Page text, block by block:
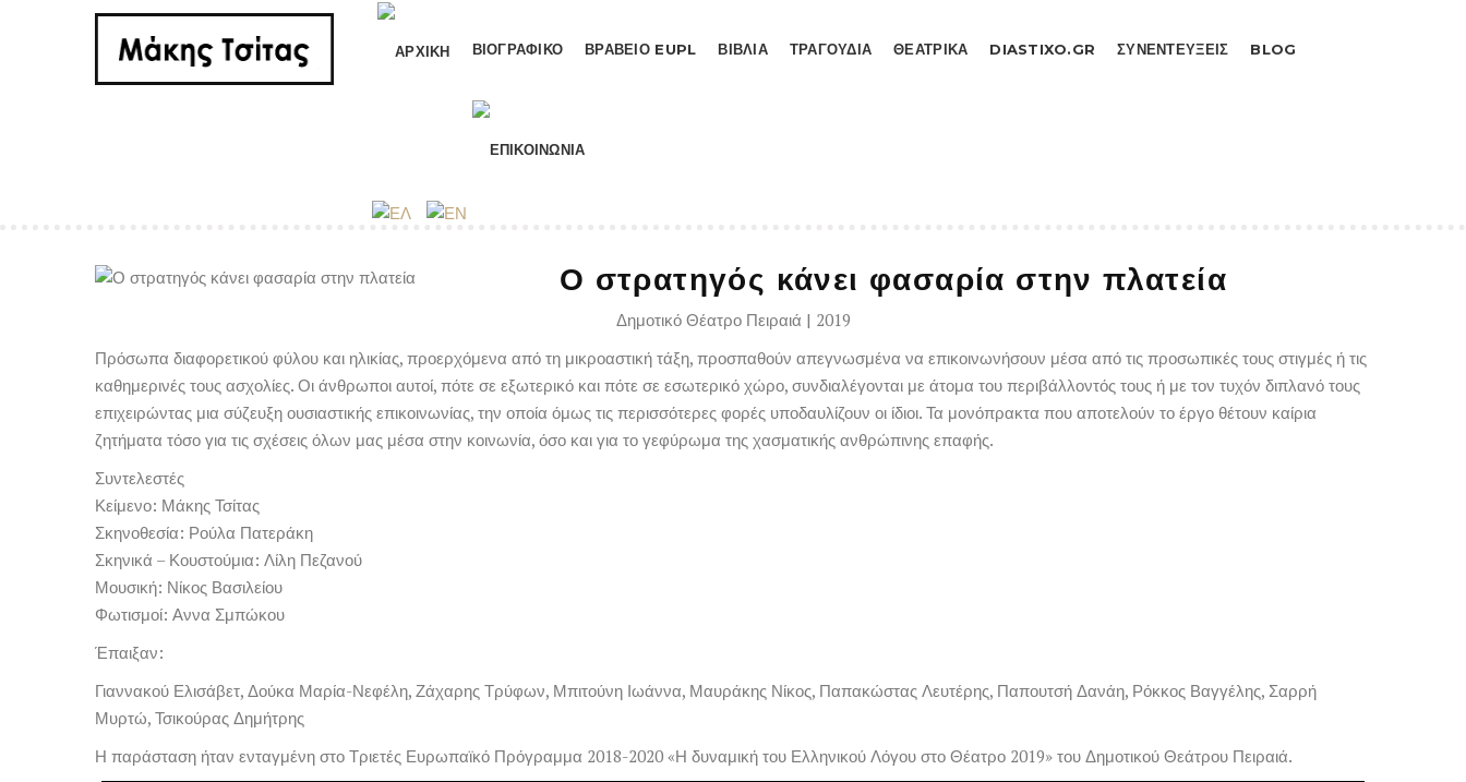
ΒΙΟΓΡΑΦΙΚΟ ΒΡΑΒΕΙΟ EUPL ΒΙΒΛΙΑ ΤΡΑΓΟΥΔΙΑ ΘΕΑΤΡΙΚΑ DIASTIXO.GR ΣΥΝΕΝΤΕΥΞΕΙΣ BLOG
Ο στρατηγός κάνει φασαρία στην πλατεία
Δημοτικό Θέατρο Πειραιά | 2019
Πρόσωπα διαφορετικού φύλου και ηλικίας, προερχόμενα από τη μικροαστική τάξη, προσπαθούν απεγνωσμένα να επικοινωνήσουν μέσα από τις προσωπικές τους στιγμές ή τις
καθημερινές τους ασχολίες. Οι άνθρωποι αυτοί, πότε σε εξωτερικό και πότε σε εσωτερικό χώρο, συνδιαλέγονται με άτομα του περιβάλλοντός τους ή με τον τυχόν διπλανό τους
επιχειρώντας μια σύζευξη ουσιαστικής επικοινωνίας, την οποία όμως τις περισσότερες φορές υποδαυλίζουν οι ίδιοι. Τα μονόπρακτα που αποτελούν το έργο θέτουν καίρια
ζητήματα τόσο για τις σχέσεις όλων μας μέσα στην κοινωνία, όσο και για το γεφύρωμα της χασματικής ανθρώπινης επαφής.
Συντελεστές
Κείμενο: Μάκης Τσίτας
Σκηνοθεσία: Ρούλα Πατεράκη
Σκηνικά – Κουστούμια: Λίλη Πεζανού
Μουσική: Νίκος Βασιλείου
Φωτισμοί: Αννα Σμπώκου
Έπαιξαν:
Γιαννακού Ελισάβετ, Δούκα Μαρία-Νεφέλη, Ζάχαρης Τρύφων, Μπιτούνη Ιωάννα, Μαυράκης Νίκος, Παπακώστας Λευτέρης, Παπουτσή Δανάη, Ρόκκος Βαγγέλης, Σαρρή
Μυρτώ, Τσικούρας Δημήτρης
Η παράσταση ήταν ενταγμένη στο Τριετές Ευρωπαϊκό Πρόγραμμα 2018-2020 «Η δυναμική του Ελληνικού Λόγου στο Θέατρο 2019» του Δημοτικού Θεάτρου Πειραιά.